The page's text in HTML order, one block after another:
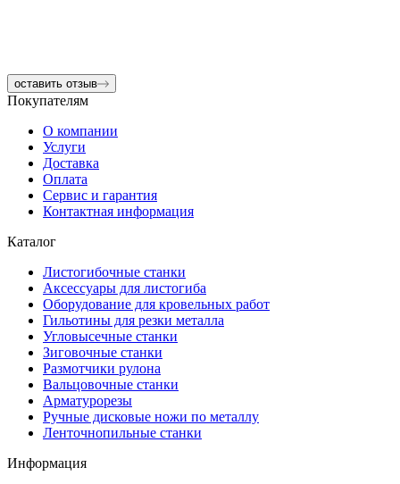
оставить отзыв
Покупателям
О компании
Услуги
Доставка
Оплата
Сервис и гарантия
Контактная информация
Каталог
Листогибочные станки
Аксессуары для листогиба
Оборудование для кровельных работ
Гильотины для резки металла
Угловысечные станки
Зиговочные станки
Размотчики рулона
Вальцовочные станки
Арматурорезы
Ручные дисковые ножи по металлу
Ленточнопильные станки
Информация